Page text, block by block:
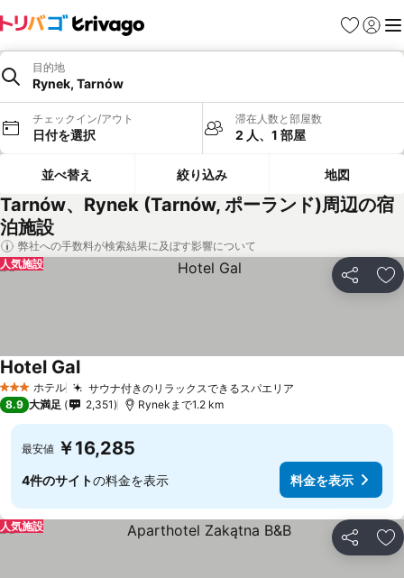
お気に入り
ログイ
メ
目的地
Rynek, Tarnów
チェックイン/アウト
日付を選択
滞在人数と部屋数
2 人、1 部屋
並べ替え 絞り込み 地図
Tarnów、Rynek (Tarnów, ポーランド)周辺の宿
泊施設
弊社への手数料が検索結果に及ぼす影響について
シェア お
人気施設
3 ホテルのランク
ホテル サウナ付きのリラックスできるスパエリア
Hotel Gal
8.9 大満足 2,351 Rynekまで1.2 km
最安値 ￥16,285
4件のサイトの料金を表示 料金を表示
シェア お
人気施設